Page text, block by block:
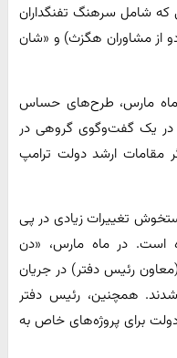
که شامل سرهنگ تفنگداران
از مشاوران هگزث) و «شان
مارس، طرح‌های حساس
در یک گفت‌وگوی گروهی در
مقامات ارشد دولت ترامپ
تغییرات زیادی در پی
است. در ماه مارس، «دن
رئیس دفتر) در جریان
شدند. همچنین، رئیس دفتر
دولت برای پروژه‌های خاص به